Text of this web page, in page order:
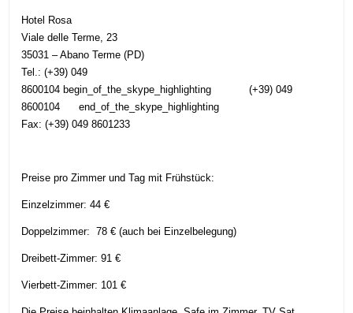
Hotel Rosa
Viale delle Terme, 23
35031 – Abano Terme (PD)
Tel.:(+39) 049
8600104 begin_of_the_skype_highlighting
(+39) 049
8600104
end_of_the_skype_highlighting
Fax: (+39) 049 8601233
Preise pro Zimmer und Tag mit Frühstück:
Einzelzimmer: 44 €
Doppelzimmer: 78 € (auch bei Einzelbelegung)
Dreibett-Zimmer: 91 €
Vierbett-Zimmer: 101 €